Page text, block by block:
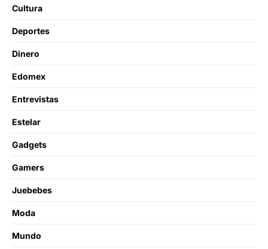
Cultura
Deportes
Dinero
Edomex
Entrevistas
Estelar
Gadgets
Gamers
Juebebes
Moda
Mundo